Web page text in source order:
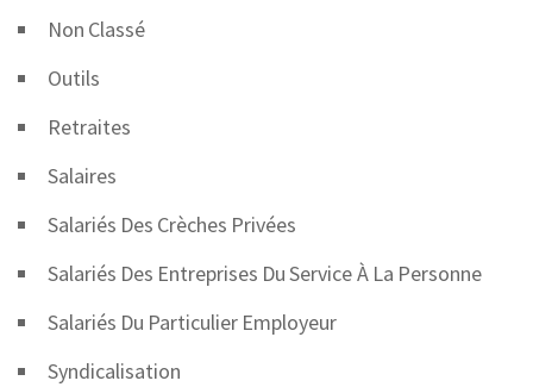
Non Classé
Outils
Retraites
Salaires
Salariés Des Crèches Privées
Salariés Des Entreprises Du Service À La Personne
Salariés Du Particulier Employeur
Syndicalisation